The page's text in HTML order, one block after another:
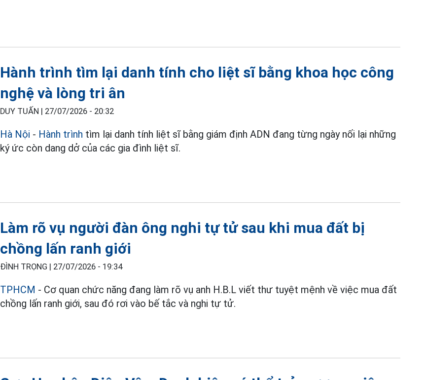
Hành trình tìm lại danh tính cho liệt sĩ bằng khoa học công
nghệ và lòng tri ân
DUY TUẤN | 27/07/2026 - 20:32
Hà Nội - Hành trình tìm lại danh tính liệt sĩ bằng giám định ADN đang từng ngày nối lại những
ký ức còn dang dở của các gia đình liệt sĩ.
Làm rõ vụ người đàn ông nghi tự tử sau khi mua đất bị
chồng lấn ranh giới
ĐÌNH TRỌNG | 27/07/2026 - 19:34
TPHCM - Cơ quan chức năng đang làm rõ vụ anh H.B.L viết thư tuyệt mệnh về việc mua đất
chồng lấn ranh giới, sau đó rơi vào bế tắc và nghi tự tử.